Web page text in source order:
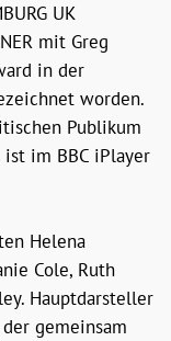
UK
mit Greg
in der
worden.
Publikum
im BBC iPlayer
Helena
Cole, Ruth
Hauptdarsteller
gemeinsam